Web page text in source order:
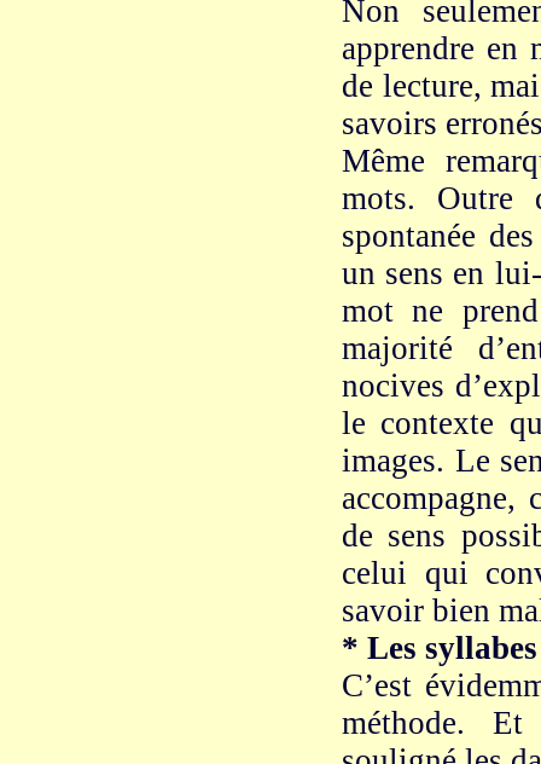
Non
apprendre en
de lecture,
savoirs
Même
mots. Outre
spontanée
un sens en
mot ne
majorité
nocives
le contexte
images. Le
de sens
celui qui
savoir bien
* Les
C’est
méthode.